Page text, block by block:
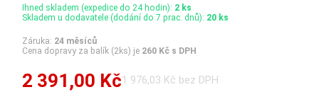
Ihned skladem (expedice do 24 hodin): 2 ks
Skladem u dodavatele (dodání do 7 prac. dnů): 20 ks
Záruka: 24 měsíců
Cena dopravy za balík (2ks) je 260 Kč s DPH
2 391,00 Kč1 976,03 Kč bez DPH